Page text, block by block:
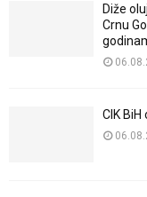
Diže
Crnu
CIK